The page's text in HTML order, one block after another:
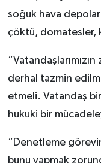
soğuk hava
çöktü, domatesler,
derhal tazmin
etmeli. Vatandaş
hukuki bir
“Denetleme
bunu yapmak